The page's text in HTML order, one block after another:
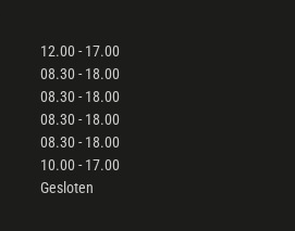
12.00 - 17.00
08.30 - 18.00
08.30 - 18.00
08.30 - 18.00
08.30 - 18.00
10.00 - 17.00
Gesloten